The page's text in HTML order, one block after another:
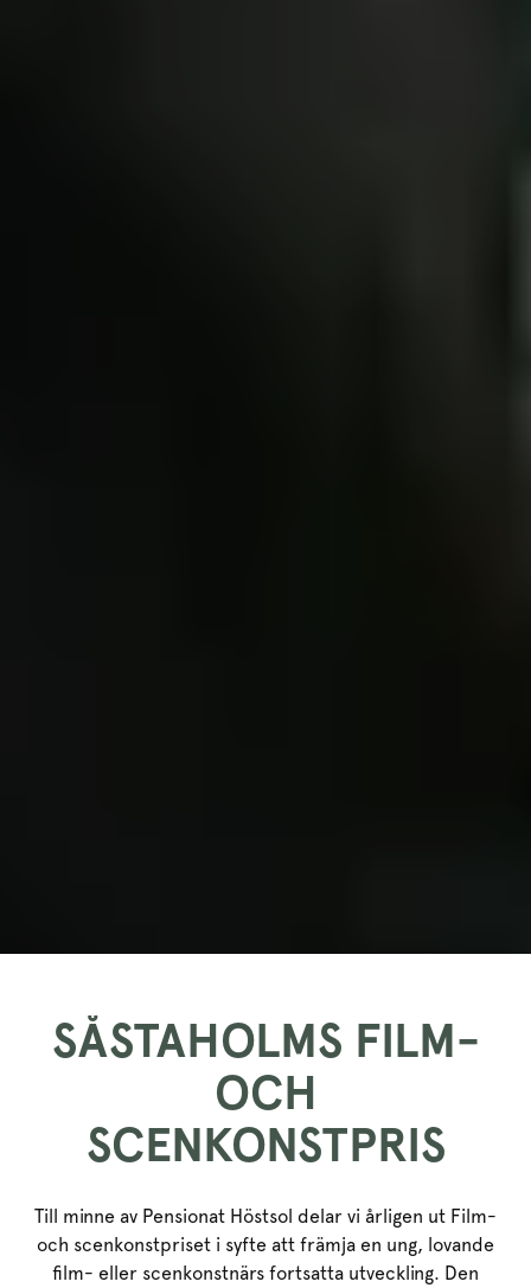
SÅSTAHOLMS FILM-
OCH
SCENKONSTPRIS
Till minne av Pensionat Höstsol delar vi årligen ut Film-
och scenkonstpriset i syfte att främja en ung, lovande
film- eller scenkonstnärs fortsatta utveckling. Den